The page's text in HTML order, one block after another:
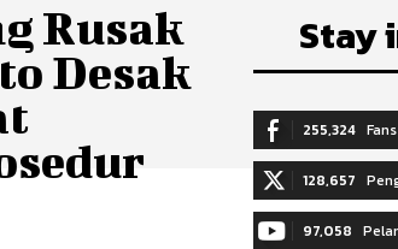
Rusak
Desak
Stay
255,324 Fans
128,657
97,058